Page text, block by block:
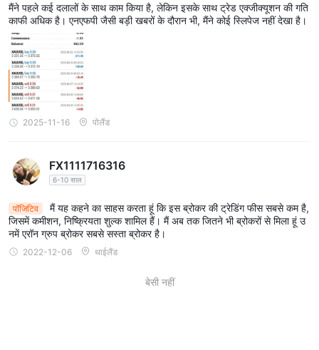
मैंने पहले कई दलालों के साथ काम किया है, लेकिन इसके साथ ट्रेड एक्जीक्यूशन की गति
काफी अधिक है। एनएफपी जैसी बड़ी खबरों के दौरान भी, मैंने कोई स्लिपेज नहीं देखा है।
2025-11-16 पोलैंड
FX1111716316
6-10 साल
पॉजिटिव
मैं यह कहने का साहस करता हूं कि इस ब्रोकर की ट्रेडिंग फीस सबसे कम है,
जिसमें कमीशन, निष्क्रियता शुल्क शामिल हैं। मैं अब तक जितने भी ब्रोकरों से मिला हूं उ
नमें एरॉन ग्रुप ब्रोकर सबसे सस्ता ब्रोकर है।
2022-12-06 थाईलैंड
बेसी नहीं